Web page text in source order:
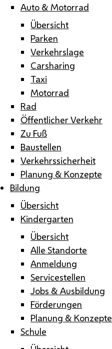
Auto & Motorrad
Übersicht
Parken
Verkehrslage
Carsharing
Taxi
Motorrad
Rad
Öffentlicher Verkehr
Zu Fuß
Baustellen
Verkehrssicherheit
Planung & Konzepte
Bildung
Übersicht
Kindergarten
Übersicht
Alle Standorte
Anmeldung
Servicestellen
Jobs & Ausbildung
Förderungen
Planung & Konzepte
Schule